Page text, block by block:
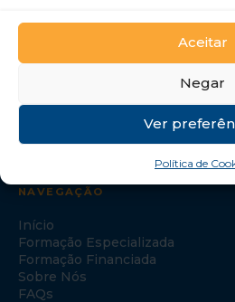
Aceitar
Negar
Ver
Política de
NAVEGAÇÃO
Início
Formação Especializada
Formação Financiada
Sobre Nós
FAQs